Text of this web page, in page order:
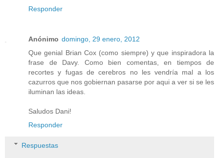
Responder
Anónimo domingo, 29 enero, 2012
Que genial Brian Cox (como siempre) y que inspiradora la
frase de Davy. Como bien comentas, en tiempos de
recortes y fugas de cerebros no les vendría mal a los
cazurros que nos gobiernan pasarse por aqui a ver si se les
iluminan las ideas.
Saludos Dani!
Responder
Respuestas